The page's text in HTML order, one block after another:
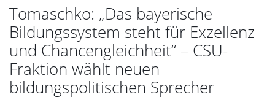
Tomaschko: „Das bayerische
Bildungssystem steht für Exzellenz
und Chancengleichheit“ – CSU-
Fraktion wählt neuen
bildungspolitischen Sprecher